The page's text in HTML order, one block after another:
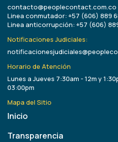
contacto@peoplecontact.com.co
Linea conmutador: +57 (606) 889
Linea anticorrupción: +57 (606)
Notificaciones Judiciales:
Horario de Atención
Lunes a Jueves 7:30am - 12m y
03:00pm
Mapa del Sitio
Inicio
Transparencia